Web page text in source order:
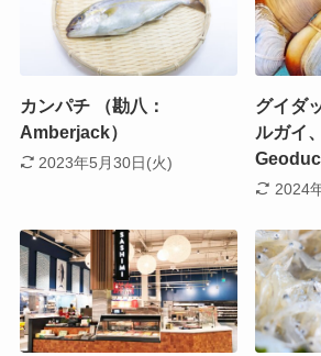
カンパチ （勘八：
Amberjack）
2023年5月30日(火)
グイダ
ルガイ
2024